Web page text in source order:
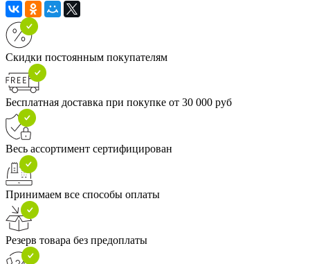
Скидки постоянным покупателям
Бесплатная доставка при покупке от 30 000 руб
Весь ассортимент сертифицирован
Принимаем все способы оплаты
Резерв товара без предоплаты